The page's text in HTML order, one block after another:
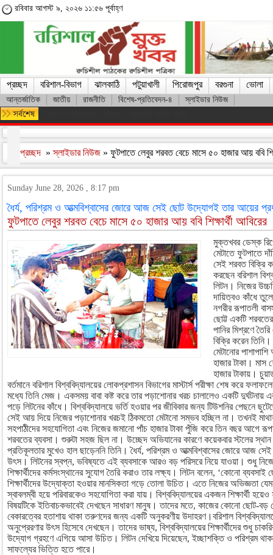
রবিবার আগস্ট ৯, ২০২৬ ১১:৫৬ পূর্বাহ্ণ
প্রচ্ছদ বরিশাল-বিভাগ ঝালকাঠি পটুয়াখালী পিরোজপুর বরগুনা ভোলা
আন্তর্জাতিক জাতীয় রাজনীতি বিশেষ-প্রতিবেদন-৪ স্লাইডার নিউজ
প্রচ্ছদ »স্লাইডার নিউজ » ফুটপাতে লেবুর শরবত বেচে মাসে ৫০ হাজার আয় ববি
Sunday June 28, 2026 , 8:17 pm
ধৈর্য, পরিশ্রম ও আত্মবিশ্বাসের জোরে আজ সেই ছোট উদ্যোগই তার আয়ের
ফুটপাতে লেবুর শরবত বেচে মাসে ৫০ হাজার আয় ববি শিক্ষার্থী আবিরের
মুক্তখবর ডেস্ক
মেটাতে ফুটপাতে
সেই শরবত বিক্রি
করছেন বরিশাল
লিটন। নিজের
দায়িত্বও কাঁধে
নগরীর রূপাতলী
ছোট্ট একটি
পানির মিশ্রণে
বিক্রি করেন
মেটানোর
হাজার টাকা।
হাজার টাকায়।
বর্তমানে বরিশাল বিশ্ববিদ্যালয়ের লোকপ্রশাসন বিভাগের মাস্টার্স পরীক্ষা শেষ করে
মধ্যে তিনি মেজ। একসময় বাবা কষ্ট করে তার পড়াশোনার খরচ চালালেও একটি দুর্ঘটনায়
পড়ে লিটনের কাঁধে। বিশ্ববিদ্যালয়ে ভর্তি হওয়ার পর জীবিকার জন্য টিউশনির পেছনে
সেই আয় দিয়ে নিজের পড়াশোনার খরচই ঠিকমতো মেটানো সম্ভব হচ্ছিল না। তখনই
সহপাঠীদের সহযোগিতা এবং নিজের জমানো পাঁচ হাজার টাকা পুঁজি করে তিন বছর আগে
শরবতের ব্যবসা। শুরুটা সহজ ছিল না। উচ্ছেদ অভিযানের কারণে কয়েকবার স্টলের স্থান
প্রতিকূলতার মুখেও হাল ছাড়েননি তিনি। ধৈর্য, পরিশ্রম ও আত্মবিশ্বাসের জোরে আজ
উৎস। লিটনের স্বপ্ন, ভবিষ্যতে এই ব্যবসাকে আরও বড় পরিসরে নিয়ে যাওয়া। শুধু
শিক্ষার্থীদের কর্মসংস্থানের সুযোগ তৈরি করাও তার লক্ষ্য। লিটন বলেন, ‘কোনো
শিক্ষার্থীদের উদ্যোক্তা হওয়ার মানসিকতা গড়ে তোলা উচিত। এতে নিজের অভিজ্ঞতা
স্বাবলম্বী হয়ে পরিবারকেও সহযোগিতা করা যায়। বিশ্ববিদ্যালয়ের একজন শিক্ষার্থী
বিষয়টিকে ইতিবাচকভাবেই দেখছেন সাধারণ মানুষ। তাদের মতে, কাজের কোনো ছোট-
বেকারত্বের হতাশায় থাকা তরুণদের জন্য একটি অনুকরণীয় উদাহরণ।বরিশাল
অনুপ্রেরণার উৎস হিসেবে দেখছেন। তাদের ভাষ্য, বিশ্ববিদ্যালয়ের শিক্ষার্থীদের শুধু
উদ্যোগ গ্রহণে এগিয়ে আসা উচিত। লিটন দেখিয়ে দিয়েছেন, ইচ্ছাশক্তি ও পরিশ্রম
সাফল্যের ভিত্তি হতে পারে।